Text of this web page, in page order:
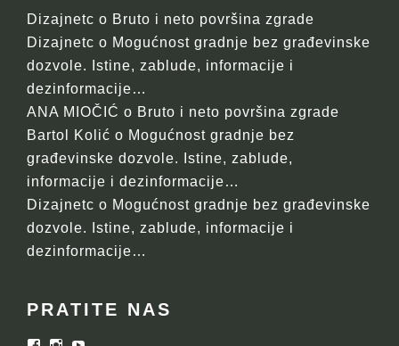
Dizajnetc o Bruto i neto površina zgrade
Dizajnetc o Mogućnost gradnje bez građevinske
dozvole. Istine, zablude, informacije i
dezinformacije…
ANA MIOČIĆ o Bruto i neto površina zgrade
Bartol Kolić o Mogućnost gradnje bez
građevinske dozvole. Istine, zablude,
informacije i dezinformacije…
Dizajnetc o Mogućnost gradnje bez građevinske
dozvole. Istine, zablude, informacije i
dezinformacije…
PRATITE NAS